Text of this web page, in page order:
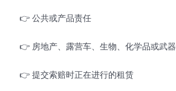
👉 公共或产品责任
👉 房地产、露营车、生物、化学品或武器
👉 提交索赔时正在进行的租赁